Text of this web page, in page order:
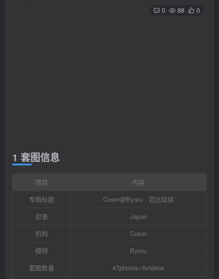
0 88 0
1 套图信息
项目
内容
专辑标题
Coser@Byoru - 芭比娃娃
目录
Japan
机构
Coser
模特
Byoru
套图数量
47photos+6videos